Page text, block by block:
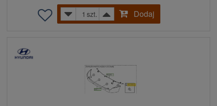
szt.
Dodaj